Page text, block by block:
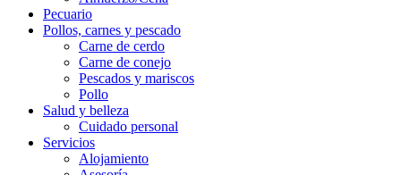
Pecuario
Pollos, carnes y pescado
Carne de cerdo
Carne de conejo
Pescados y mariscos
Pollo
Salud y belleza
Cuidado personal
Servicios
Alojamiento